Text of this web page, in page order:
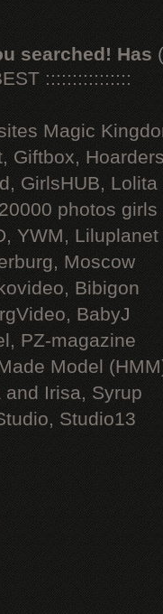
searched! Has
::::::::::::::::
Magic
Giftbox,
GirlsHUB, Lolita
photos
YWM, Liluplanet
Moscow
Bibigon
BabyJ
PZ-magazine
Model
Irisa, Syrup
Studio13